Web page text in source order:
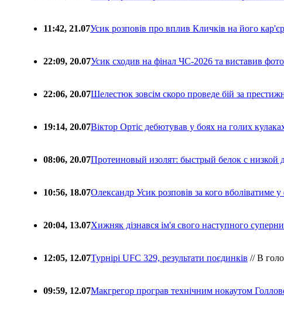
11:42, 21.07Усик розповів про вплив Кличків на його
22:09, 20.07Усик сходив на фінал ЧС-2026 та виставив фото
22:06, 20.07Шелестюк зовсім скоро проведе бій за
19:14, 20.07Віктор Ортіс дебютував у боях на голих
08:06, 20.07Протеиновый изолят: быстрый белок с низкой
10:56, 18.07Олександр Усик розповів за кого вболіватиме
20:04, 13.07Хижняк дізнався ім'я свого наступного
12:05, 12.07Турнірі UFC 329, результати поєдинків // В
09:59, 12.07Макгрегор програв технічним нокаутом